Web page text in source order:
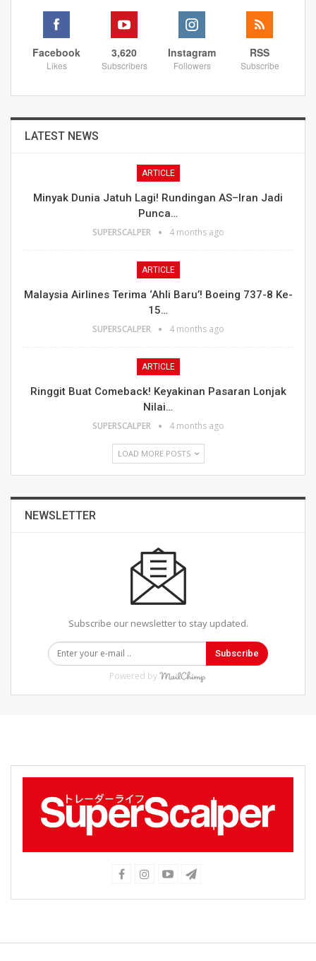
Facebook
Likes
3,620
Subscribers
Instagram
Followers
RSS
Subscribe
LATEST NEWS
ARTICLE
Minyak Dunia Jatuh Lagi! Rundingan AS–Iran Jadi
Punca…
SUPERSCALPER 4 months ago
ARTICLE
Malaysia Airlines Terima ‘Ahli Baru’! Boeing 737-8 Ke-
15…
SUPERSCALPER 4 months ago
ARTICLE
Ringgit Buat Comeback! Keyakinan Pasaran Lonjak
Nilai…
SUPERSCALPER 4 months ago
LOAD MORE POSTS
NEWSLETTER
Subscribe our newsletter to stay updated.
Subscribe
Powered by